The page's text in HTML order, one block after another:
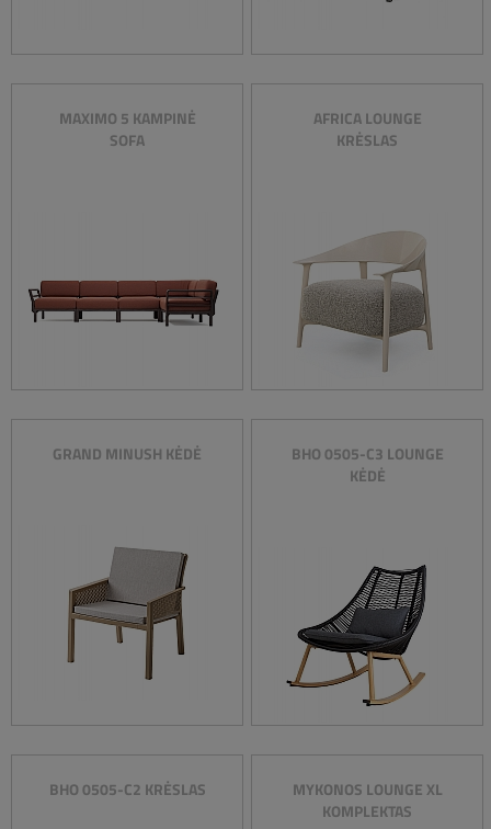
MAXIMO 5 KAMPINĖ
SOFA
AFRICA LOUNGE
KRĖSLAS
GRAND MINUSH KĖDĖ
BHO 0505-C3 LOUNGE
KĖDĖ
BHO 0505-C2 KRĖSLAS
MYKONOS LOUNGE XL
KOMPLEKTAS